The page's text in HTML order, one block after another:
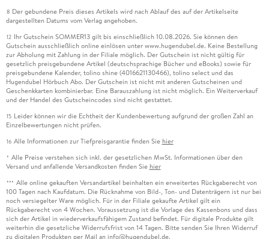
8 Der gebundene Preis dieses Artikels wird nach Ablauf des auf der Artikelseite
dargestellten Datums vom Verlag angehoben.
12 Ihr Gutschein SOMMER13 gilt bis einschließlich 10.08.2026. Sie können den
Gutschein ausschließlich online einlösen unter www.hugendubel.de. Keine Bestellung
zur Abholung mit Zahlung in der Filiale möglich. Der Gutschein ist nicht gültig für
gesetzlich preisgebundene Artikel (deutschsprachige Bücher und eBooks) sowie für
preisgebundene Kalender, tolino shine (4016621130466), tolino select und das
Hugendubel Hörbuch Abo. Der Gutschein ist nicht mit anderen Gutscheinen und
Geschenkkarten kombinierbar. Eine Barauszahlung ist nicht möglich. Ein Weiterverkauf
und der Handel des Gutscheincodes sind nicht gestattet.
15 Leider können wir die Echtheit der Kundenbewertung aufgrund der großen Zahl an
Einzelbewertungen nicht prüfen.
16 Alle Informationen zur Tiefpreisgarantie finden Sie hier
* Alle Preise verstehen sich inkl. der gesetzlichen MwSt. Informationen über den
Versand und anfallende Versandkosten finden Sie hier
*** Alle online gekauften Versandartikel beinhalten ein erweitertes Rückgaberecht von
100 Tagen nach Kaufdatum. Die Rücknahme von Bild-, Ton- und Datenträgern ist nur bei
noch versiegelter Ware möglich. Für in der Filiale gekaufte Artikel gilt ein
Rückgaberecht von 4 Wochen. Voraussetzung ist die Vorlage des Kassenbons und dass
sich der Artikel in wiederverkaufsfähigem Zustand befindet. Für digitale Produkte gilt
weiterhin die gesetzliche Widerrufsfrist von 14 Tagen. Bitte senden Sie Ihren Widerruf
zu digitalen Produkten per Mail an info@hugendubel.de.